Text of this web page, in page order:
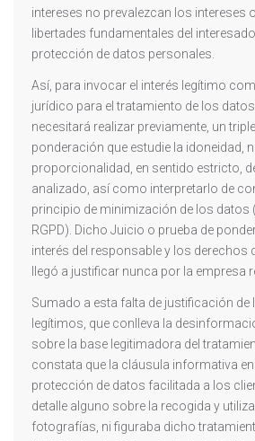
intereses no prevalezcan los intereses
libertades fundamentales del
protección de datos personales.
Así, para invocar el interés legítimo
jurídico para el tratamiento de los
necesitará realizar previamente, un
ponderación que estudie la idoneidad,
proporcionalidad, en sentido estricto,
analizado, así como interpretarlo de
principio de minimización de los datos
RGPD). Dicho Juicio o prueba de
interés del responsable y los derechos
llegó a justificar nunca por la empresa
Sumado a esta falta de justificación de
legítimos, que conlleva la
sobre la base legitimadora del
constata que la cláusula informativa
protección de datos facilitada a los
detalle alguno sobre la recogida y
fotografías, ni figuraba dicho